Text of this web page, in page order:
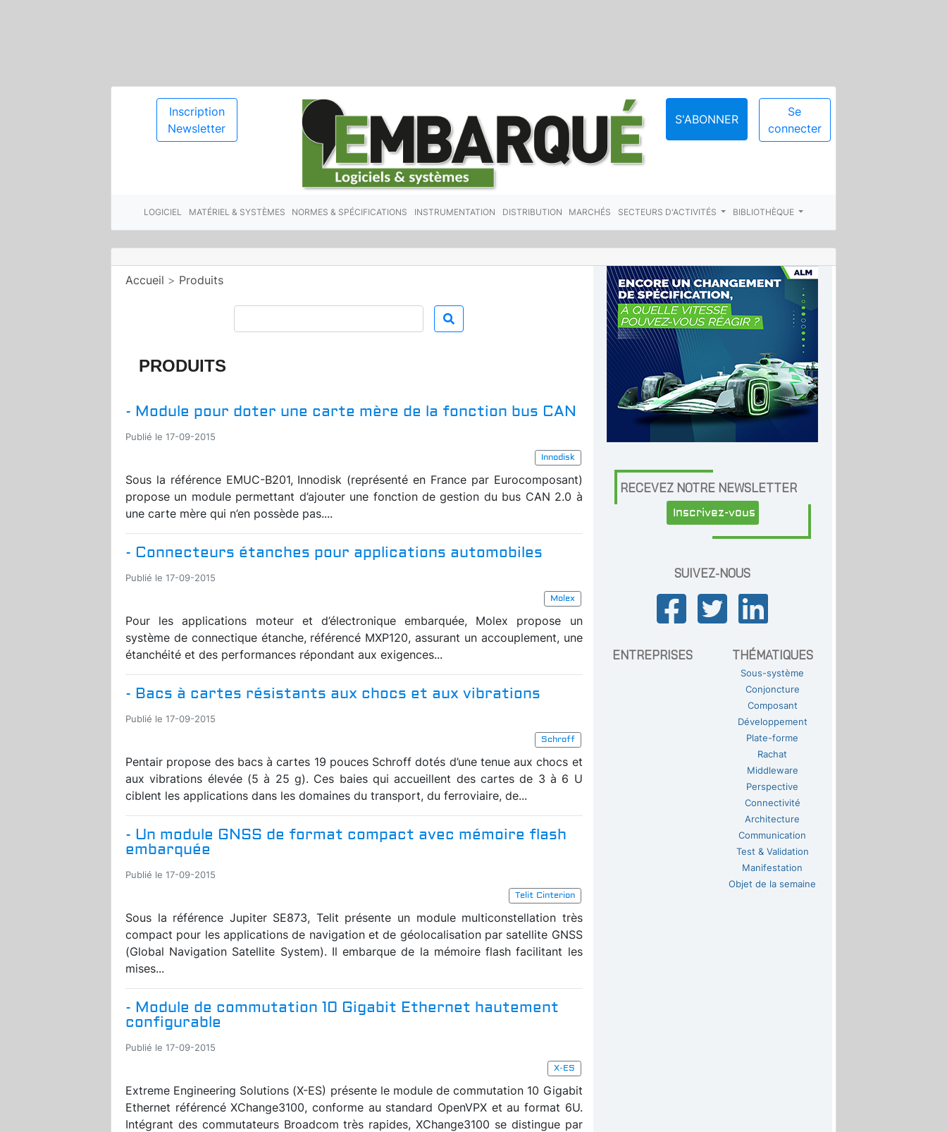
Inscription
Newsletter
S'ABONNER
Se
connecter
LOGICIEL MATÉRIEL & SYSTÈMES NORMES & SPÉCIFICATIONS INSTRUMENTATION DISTRIBUTION MARCHÉS SECTEURS D'ACTIVITÉS BIBLIOTHÈQUE
Accueil > Produits
PRODUITS
- Module pour doter une carte mère de la fonction bus CAN
Publié le 17-09-2015
Innodisk
Sous la référence EMUC-B201, Innodisk (représenté en France par Eurocomposant)
propose un module permettant d’ajouter une fonction de gestion du bus CAN 2.0 à
une carte mère qui n’en possède pas....
- Connecteurs étanches pour applications automobiles
Publié le 17-09-2015
Molex
Pour les applications moteur et d’électronique embarquée, Molex propose un
système de connectique étanche, référencé MXP120, assurant un accouplement, une
étanchéité et des performances répondant aux exigences...
- Bacs à cartes résistants aux chocs et aux vibrations
Publié le 17-09-2015
Schroff
Pentair propose des bacs à cartes 19 pouces Schroff dotés d’une tenue aux chocs et
aux vibrations élevée (5 à 25 g). Ces baies qui accueillent des cartes de 3 à 6 U
ciblent les applications dans les domaines du transport, du ferroviaire, de...
- Un module GNSS de format compact avec mémoire flash
embarquée
Publié le 17-09-2015
Telit Cinterion
Sous la référence Jupiter SE873, Telit présente un module multiconstellation très
compact pour les applications de navigation et de géolocalisation par satellite GNSS
(Global Navigation Satellite System). Il embarque de la mémoire flash facilitant les
mises...
- Module de commutation 10 Gigabit Ethernet hautement
configurable
Publié le 17-09-2015
X-ES
Extreme Engineering Solutions (X-ES) présente le module de commutation 10 Gigabit
Ethernet référencé XChange3100, conforme au standard OpenVPX et au format 6U.
Intégrant des commutateurs Broadcom très rapides, XChange3100 se distingue par
RECEVEZ NOTRE NEWSLETTER
Inscrivez-vous
SUIVEZ-NOUS
ENTREPRISES THÉMATIQUES
Sous-système
Conjoncture
Composant
Développement
Plate-forme
Rachat
Middleware
Perspective
Connectivité
Architecture
Communication
Test & Validation
Manifestation
Objet de la semaine